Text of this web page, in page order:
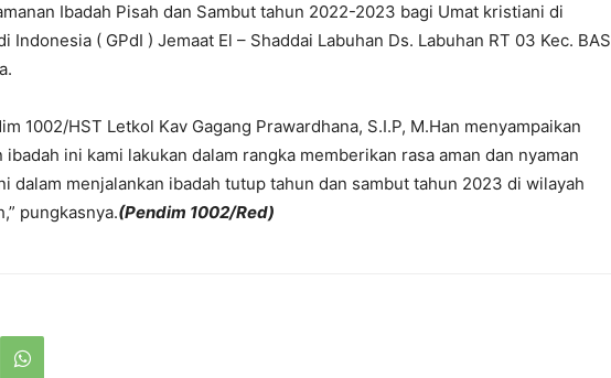
Ibadah Pisah dan Sambut tahun 2022-2023 bagi Umat kristiani di
Indonesia ( GPdI ) Jemaat El – Shaddai Labuhan Ds. Labuhan RT 03 Kec. BAS
1002/HST Letkol Kav Gagang Prawardhana, S.I.P, M.Han menyampaikan
ibadah ini kami lakukan dalam rangka memberikan rasa aman dan nyaman
dalam menjalankan ibadah tutup tahun dan sambut tahun 2023 di wilayah
pungkasnya.(Pendim 1002/Red)